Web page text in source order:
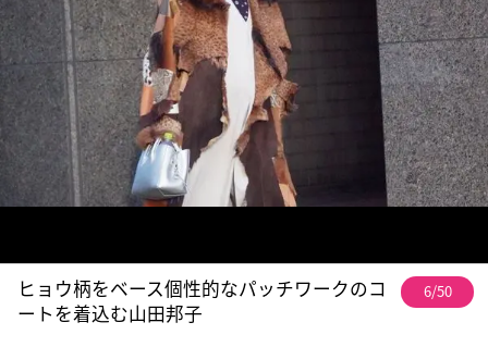
ヒョウ柄をベース個性的なパッチワークのコ
ートを着込む山田邦子
6/50